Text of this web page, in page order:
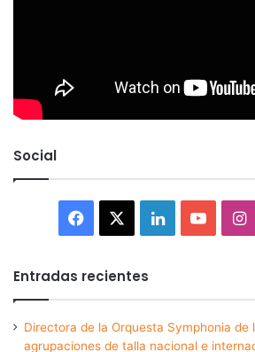
Social
Facebook LinkedIn
Entradas recientes
Directora de la Orquesta Symphonia de
agrupaciones de talla nacional e